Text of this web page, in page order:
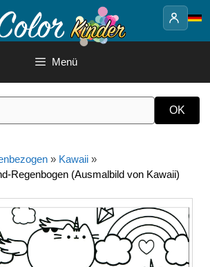
Menü
» Kawaii »
Regenbogen (Ausmalbild von Kawaii)